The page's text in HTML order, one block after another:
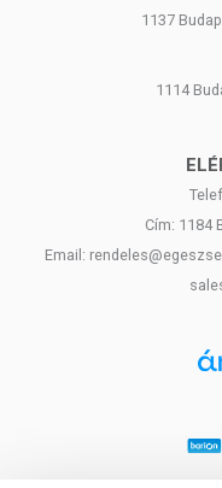
1137
1114
Cím: 1184
Email: